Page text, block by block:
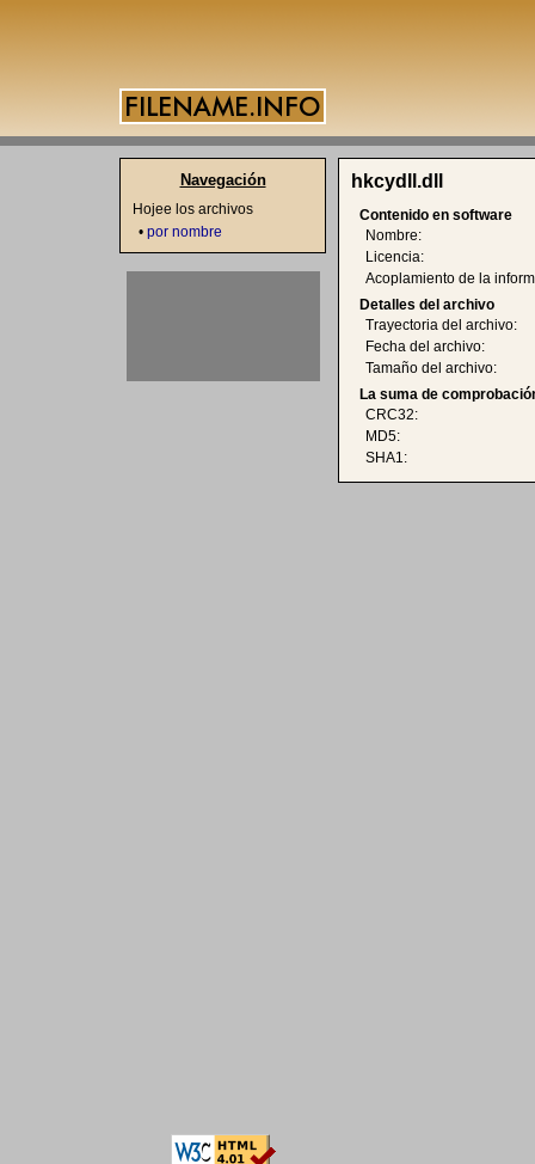
hkcydll.dll
Contenido en software
Nombre:
Licencia:
Acoplamiento de la
Detalles del archivo
Trayectoria del archivo:
Fecha del archivo:
Tamaño del archivo:
La suma de
CRC32:
MD5:
SHA1:
Navegación
Hojee los archivos
• por nombre